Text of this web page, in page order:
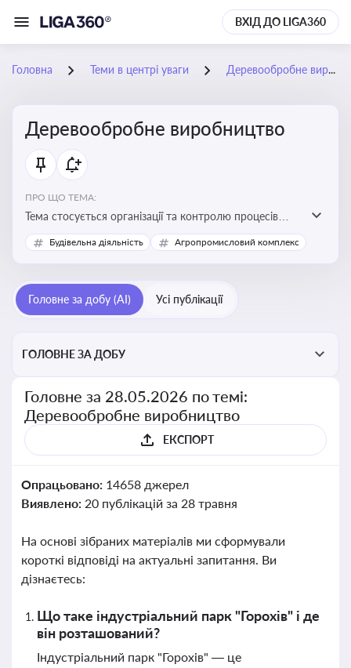
ВХІД ДО LIGA360
Головна Теми в центрі уваги Деревообробне виробництво
Деревообробне виробництво
ПРО ЩО ТЕМА:
Тема стосується організації та контролю процесів
переробки деревини, дотримання технічних
стандартів, екологічних вимог і безпеки праці на
Будівельна діяльність Агропромисловий комплекс
Головне за добу (AI) Усі публікації
ГОЛОВНЕ ЗА ДОБУ
Головне за 28.05.2026 по темі:
Деревообробне виробництво
ЕКСПОРТ
Опрацьовано: 14658 джерел
Виявлено: 20 публікацій за 28 травня
На основі зібраних матеріалів ми сформували
короткі відповіді на актуальні запитання. Ви
дізнаєтесь:
Що таке індустріальний парк "Горохів" і де
він розташований?
Індустріальний парк "Горохів" — це